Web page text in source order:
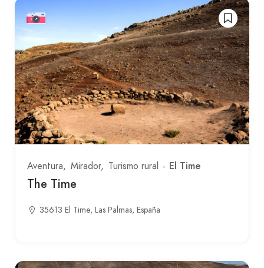
Aventura Mirador Turismo rural El Time
The Time
35613 El Time, Las Palmas, España